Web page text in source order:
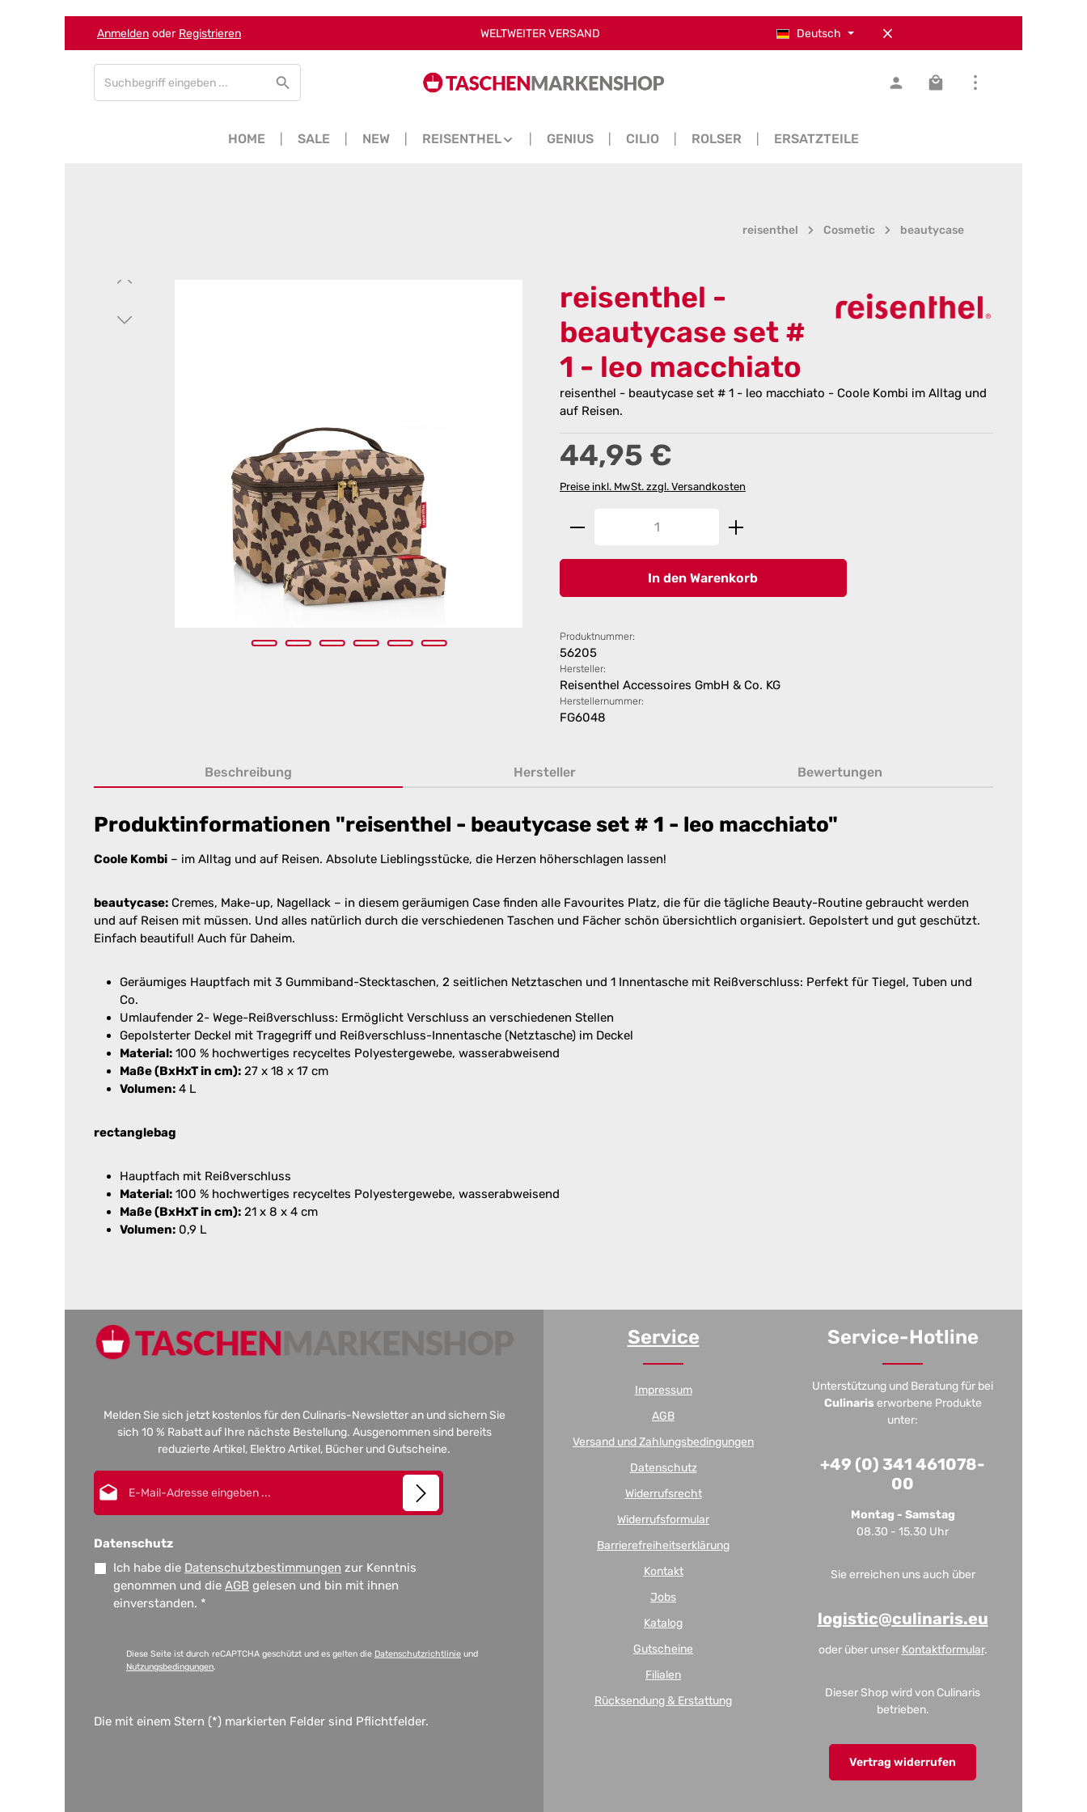
Zum Hauptinhalt springen
Zur Suche springen
Zur Hauptnavigation springen
Anmelden oder Registrieren WELTWEITER VERSAND Deutsch
Warenkorb enthält 0
HOME SALE NEW REISENTHEL GENIUS CILIO ROLSER ERSATZTEILE
reisenthel Cosmetic beautycase
Bildergalerie überspringen
reisenthel -
beautycase set #
1 - leo macchiato
reisenthel - beautycase set # 1 - leo macchiato - Coole Kombi im Alltag und
auf Reisen.
Regulärer Preis:
44,95 €
Preise inkl. MwSt. zzgl. Versandkosten
Produkt Anzahl: Gib den gewünschten Wert ein oder
In den Warenkorb
Produktnummer:
56205
Hersteller:
Reisenthel Accessoires GmbH & Co. KG
Herstellernummer:
FG6048
Beschreibung Hersteller Bewertungen
Produktinformationen "reisenthel - beautycase set # 1 - leo macchiato"
Coole Kombi – im Alltag und auf Reisen. Absolute Lieblingsstücke, die Herzen höherschlagen lassen!
beautycase: Cremes, Make-up, Nagellack – in diesem geräumigen Case finden alle Favourites Platz, die für die tägliche Beauty-Routine gebraucht werden
und auf Reisen mit müssen. Und alles natürlich durch die verschiedenen Taschen und Fächer schön übersichtlich organisiert. Gepolstert und gut geschützt.
Einfach beautiful! Auch für Daheim.
Geräumiges Hauptfach mit 3 Gummiband-Stecktaschen, 2 seitlichen Netztaschen und 1 Innentasche mit Reißverschluss: Perfekt für Tiegel, Tuben und
Co.
Umlaufender 2- Wege-Reißverschluss: Ermöglicht Verschluss an verschiedenen Stellen
Gepolsterter Deckel mit Tragegriff und Reißverschluss-Innentasche (Netztasche) im Deckel
Material: 100 % hochwertiges recyceltes Polyestergewebe, wasserabweisend
Maße (BxHxT in cm): 27 x 18 x 17 cm
Volumen: 4 L
rectanglebag
Hauptfach mit Reißverschluss
Material: 100 % hochwertiges recyceltes Polyestergewebe, wasserabweisend
Maße (BxHxT in cm): 21 x 8 x 4 cm
Volumen: 0,9 L
Melden Sie sich jetzt kostenlos für den Culinaris-Newsletter an und sichern Sie
sich 10 % Rabatt auf Ihre nächste Bestellung. Ausgenommen sind bereits
reduzierte Artikel, Elektro Artikel, Bücher und Gutscheine.
Datenschutz
Ich habe die Datenschutzbestimmungen zur Kenntnis
genommen und die AGB gelesen und bin mit ihnen
einverstanden. *
Diese Seite ist durch reCAPTCHA geschützt und es gelten die Datenschutzrichtlinie und
Nutzungsbedingungen.
Die mit einem Stern (*) markierten Felder sind Pflichtfelder.
Service
Impressum
AGB
Versand und Zahlungsbedingungen
Datenschutz
Widerrufsrecht
Widerrufsformular
Barrierefreiheitserklärung
Kontakt
Jobs
Katalog
Gutscheine
Filialen
Rücksendung & Erstattung
Service-Hotline
Unterstützung und Beratung für bei
Culinaris erworbene Produkte
unter:
+49 (0) 341 461078-
00
Montag - Samstag
08.30 - 15.30 Uhr
Sie erreichen uns auch über
logistic@culinaris.eu
oder über unser Kontaktformular.
Dieser Shop wird von Culinaris
betrieben.
Vertrag widerrufen